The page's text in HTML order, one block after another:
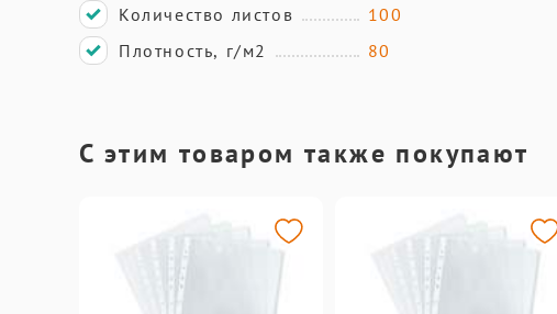
Количество листов
100
Плотность, г/м2
80
С этим товаром также покупают